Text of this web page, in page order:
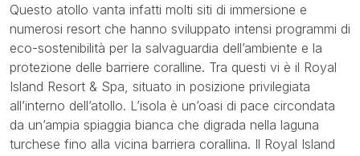
Questo atollo vanta infatti molti siti di immersione e
numerosi resort che hanno sviluppato intensi programmi di
eco-sostenibilità per la salvaguardia dell’ambiente e la
protezione delle barriere coralline. Tra questi vi è il Royal
Island Resort & Spa, situato in posizione privilegiata
all’interno dell’atollo. L’isola è un’oasi di pace circondata
da un’ampia spiaggia bianca che digrada nella laguna
turchese fino alla vicina barriera corallina. Il Royal Island